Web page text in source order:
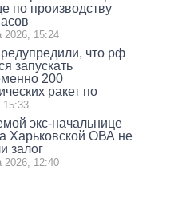
по производству
2026, 15:24
что рф
запускать
200
ракет по
15:33
экс-начальнице
Харьковской ОВА не
залог
2026, 12:40